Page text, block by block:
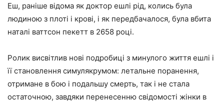
Еш, раніше відома як доктор ешлі рід, колись була
людиною з плоті і крові, і як передбачалося, була вбита
наталі ваттсон пекетт в 2658 році.
Ролик висвітлив нові подробиці з минулого життя ешлі і
її становлення симулякрумом: летальне поранення,
отримане в бою і подальшу смерть, так і не стала
остаточною, завдяки перенесенню свідомості жінки в